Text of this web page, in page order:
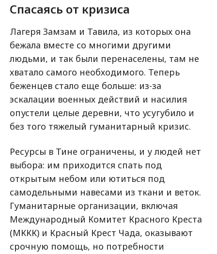
Спасаясь от кризиса
Лагеря Замзам и Тавила, из которых она
бежала вместе со многими другими
людьми, и так были перенаселены, там не
хватало самого необходимого. Теперь
беженцев стало еще больше: из-за
эскалации военных действий и насилия
опустели целые деревни, что усугубило и
без того тяжелый гуманитарный кризис.
Ресурсы в Тине ограничены, и у людей нет
выбора: им приходится спать под
открытым небом или ютиться под
самодельными навесами из ткани и веток.
Гуманитарные организации, включая
Международный Комитет Красного Креста
(МККК) и Красный Крест Чада, оказывают
срочную помощь, но потребности